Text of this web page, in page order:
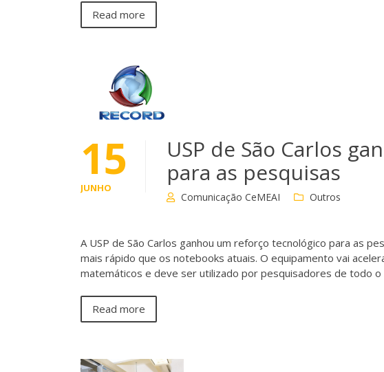
Read more
15
JUNHO
USP de São Carlos
para as pesquisas
Comunicação CeMEAI Outros
A USP de São Carlos ganhou um reforço tecnológico para as
mais rápido que os notebooks atuais. O equipamento vai
matemáticos e deve ser utilizado por pesquisadores de todo o
Read more